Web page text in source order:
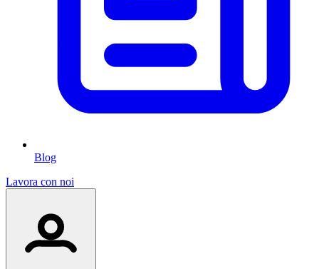
Blog
Lavora con noi